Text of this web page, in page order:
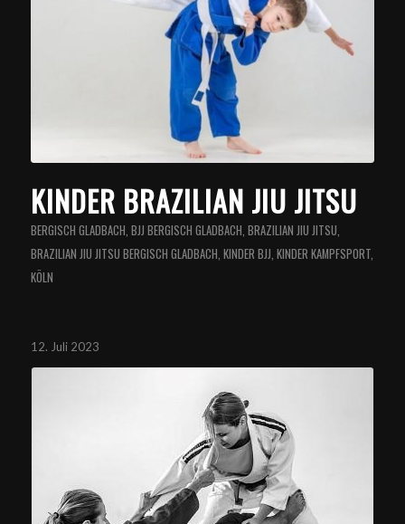
KINDER BRAZILIAN JIU JITSU
BERGISCH GLADBACH, BJJ BERGISCH GLADBACH, BRAZILIAN JIU JITSU,
BRAZILIAN JIU JITSU BERGISCH GLADBACH, KINDER BJJ, KINDER KAMPFSPORT,
KÖLN
12. Juli 2023